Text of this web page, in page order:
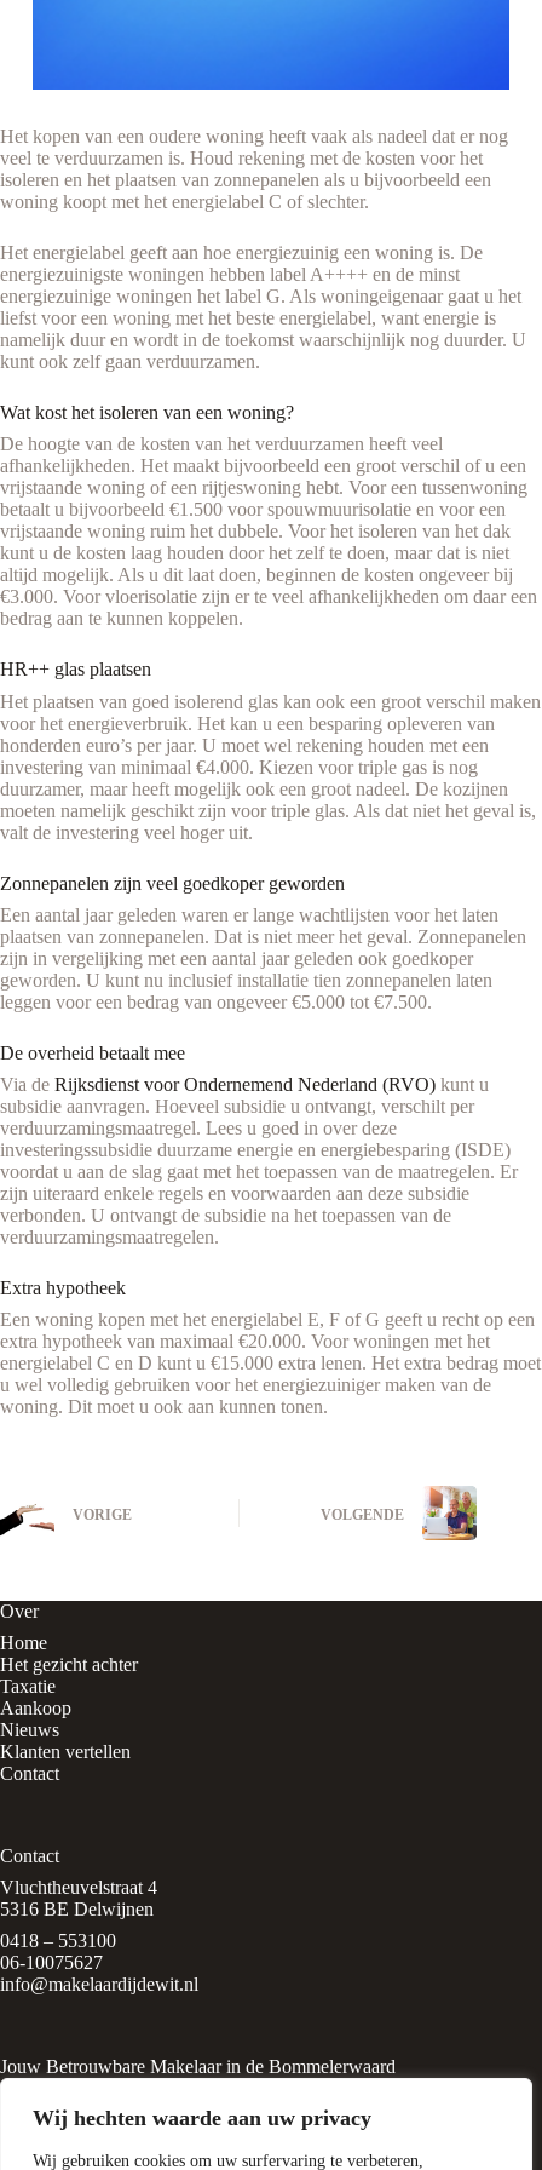
Wij hechten waarde aan uw privacy
Wij gebruiken cookies om uw surfervaring te verbeteren,
Het kopen van een oudere woning heeft vaak als nadeel dat er nog
veel te verduurzamen is. Houd rekening met de kosten voor het
isoleren en het plaatsen van zonnepanelen als u bijvoorbeeld een
woning koopt met het energielabel C of slechter.
Het energielabel geeft aan hoe energiezuinig een woning is. De
energiezuinigste woningen hebben label A++++ en de minst
energiezuinige woningen het label G. Als woningeigenaar gaat u het
liefst voor een woning met het beste energielabel, want energie is
namelijk duur en wordt in de toekomst waarschijnlijk nog duurder. U
kunt ook zelf gaan verduurzamen.
Wat kost het isoleren van een woning?
De hoogte van de kosten van het verduurzamen heeft veel
afhankelijkheden. Het maakt bijvoorbeeld een groot verschil of u een
vrijstaande woning of een rijtjeswoning hebt. Voor een tussenwoning
betaalt u bijvoorbeeld €1.500 voor spouwmuurisolatie en voor een
vrijstaande woning ruim het dubbele. Voor het isoleren van het dak
kunt u de kosten laag houden door het zelf te doen, maar dat is niet
altijd mogelijk. Als u dit laat doen, beginnen de kosten ongeveer bij
€3.000. Voor vloerisolatie zijn er te veel afhankelijkheden om daar een
bedrag aan te kunnen koppelen.
HR++ glas plaatsen
Het plaatsen van goed isolerend glas kan ook een groot verschil maken
voor het energieverbruik. Het kan u een besparing opleveren van
honderden euro’s per jaar. U moet wel rekening houden met een
investering van minimaal €4.000. Kiezen voor triple gas is nog
duurzamer, maar heeft mogelijk ook een groot nadeel. De kozijnen
moeten namelijk geschikt zijn voor triple glas. Als dat niet het geval is,
valt de investering veel hoger uit.
Zonnepanelen zijn veel goedkoper geworden
Een aantal jaar geleden waren er lange wachtlijsten voor het laten
plaatsen van zonnepanelen. Dat is niet meer het geval. Zonnepanelen
zijn in vergelijking met een aantal jaar geleden ook goedkoper
geworden. U kunt nu inclusief installatie tien zonnepanelen laten
leggen voor een bedrag van ongeveer €5.000 tot €7.500.
De overheid betaalt mee
Via de Rijksdienst voor Ondernemend Nederland (RVO) kunt u
subsidie aanvragen. Hoeveel subsidie u ontvangt, verschilt per
verduurzamingsmaatregel. Lees u goed in over deze
investeringssubsidie duurzame energie en energiebesparing (ISDE)
voordat u aan de slag gaat met het toepassen van de maatregelen. Er
zijn uiteraard enkele regels en voorwaarden aan deze subsidie
verbonden. U ontvangt de subsidie na het toepassen van de
verduurzamingsmaatregelen.
Extra hypotheek
Een woning kopen met het energielabel E, F of G geeft u recht op een
extra hypotheek van maximaal €20.000. Voor woningen met het
energielabel C en D kunt u €15.000 extra lenen. Het extra bedrag moet
u wel volledig gebruiken voor het energiezuiniger maken van de
woning. Dit moet u ook aan kunnen tonen.
VORIGE VOLGENDE
Over
Home
Het gezicht achter
Taxatie
Aankoop
Nieuws
Klanten vertellen
Contact
Contact
Vluchtheuvelstraat 4
5316 BE Delwijnen
0418 – 553100
06-10075627
info@makelaardijdewit.nl
Jouw Betrouwbare Makelaar in de Bommelerwaard
rustige, groene dorp
geleid door Liesbeth de Wit, een